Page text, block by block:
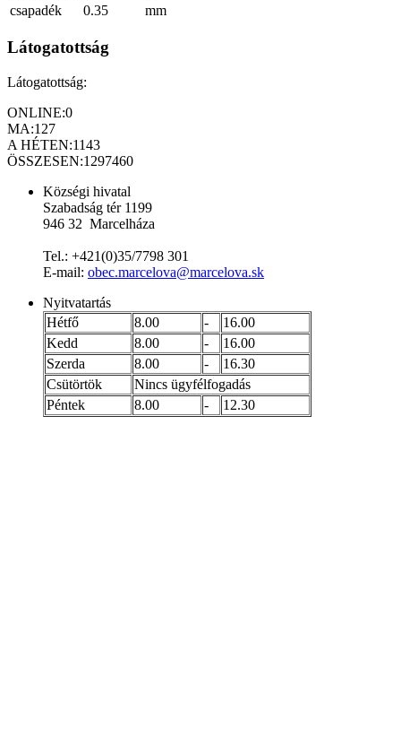
csapadék
0.35 mm
Látogatottság
Látogatottság:
ONLINE:0
MA:127
A HÉTEN:1143
ÖSSZESEN:1297460
Községi hivatal
Szabadság tér 1199
946 32 Marcelháza
Tel.: +421(0)35/7798 301
E-mail: obec.marcelova@marcelova.sk
Nyitvatartás
Hétfő
8.00 -
16.00
Kedd
8.00 -
16.00
Szerda
8.00 -
16.30
Csütörtök
Nincs ügyfélfogadás
Péntek
8.00 - 12.30